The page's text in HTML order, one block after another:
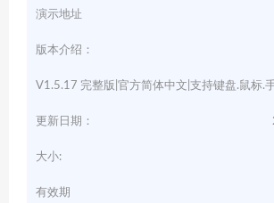
演示地址
版本介绍：
V1.5.17 完整版|官方简体中文|支持键盘.鼠标.
更新日期：
大小:
有效期